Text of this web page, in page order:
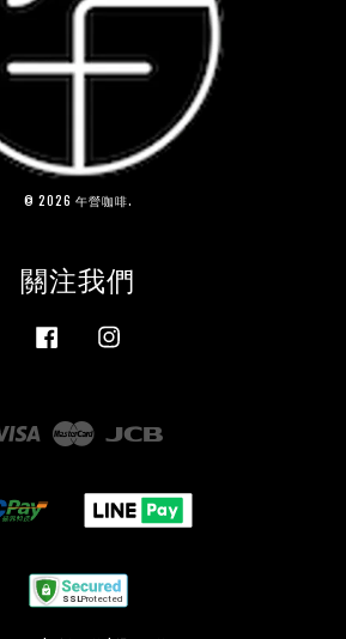
© 2026 午營咖啡.
關注我們
Facebook
Visa Master